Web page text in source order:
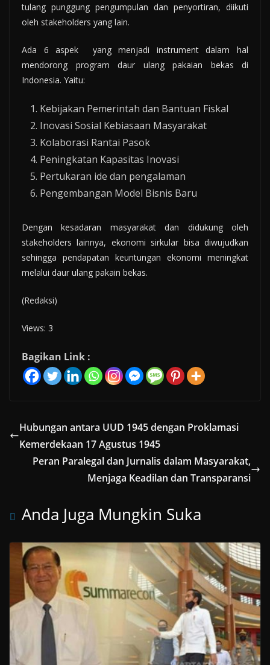
tulang punggung pengumpulan dan penyortiran, diikuti
oleh stakeholders yang lain.
Ada 6 aspek yang menjadi instrument dalam hal
mendorong program daur ulang pakaian bekas di
Indonesia. Yaitu:
Kebijakan Pemerintah dan Bantuan Fiskal
Inovasi Sosial Kebiasaan Masyarakat
Kolaborasi Rantai Pasok
Peningkatan Kapasitas Inovasi
Pertukaran ide dan pengalaman
Pengembangan Model Bisnis Baru
Dengan kesadaran masyarakat dan didukung oleh
stakeholders lainnya, ekonomi sirkular bisa diwujudkan
sehingga pendapatan keuntungan ekonomi meningkat
melalui daur ulang pakain bekas.
(Redaksi)
Views: 3
Bagikan Link :
Hubungan antara UUD 1945 dengan Proklamasi
Kemerdekaan 17 Agustus 1945
Peran Paralegal dan Jurnalis dalam Masyarakat,
Menjaga Keadilan dan Transparansi
Anda Juga Mungkin Suka